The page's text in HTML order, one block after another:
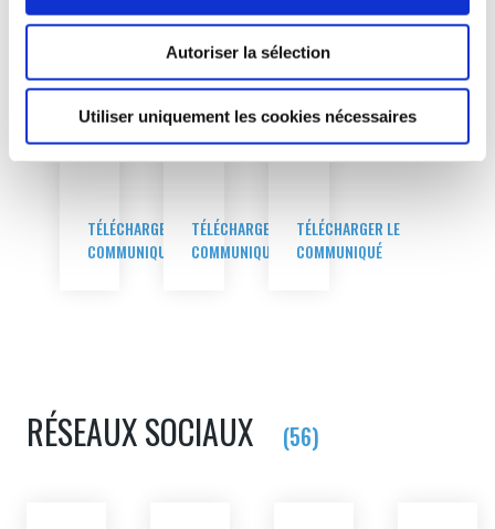
Autoriser la sélection
Utiliser uniquement les cookies nécessaires
« renforcer la
notre chaîne de
valeur industrielle
est une priorité
TÉLÉCHARGER LE
COMMUNIQUÉ
TÉLÉCHARGER LE
COMMUNIQUÉ
TÉLÉCHARGER LE
COMMUNIQUÉ
RÉSEAUX SOCIAUX (56)